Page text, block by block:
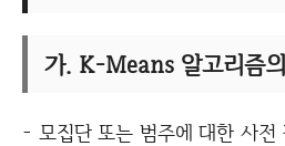
가. K-Means 알고리즘
- 모집단 또는 범주에 대한 사전